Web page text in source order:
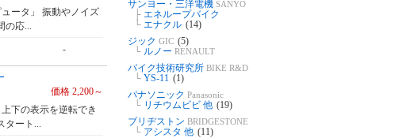
ータ」 振動やノイズ
応...
-
価格 2,200～
下の表示を逆転でき
ート...
サンヨー・三洋電機 SANYO
├ エネループバイク
└ エナクル (14)
ジック GIC (5)
└ ルノー RENAULT
バイク技術研究所 BIKE R&D
└ YS-11 (1)
パナソニック Panasonic
└ リチウムビビ 他 (19)
ブリヂストン BRIDGESTONE
└ アシスタ 他 (11)